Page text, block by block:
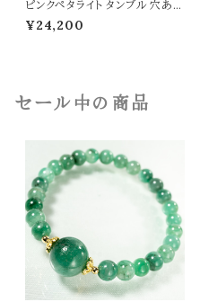
ピンクペタライト タンブル 穴あき
12g 高品質 天然石 パワーストー
ン t0383
¥24,200
セール中の商品